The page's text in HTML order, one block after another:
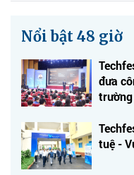
Nổi bật 48 giờ
đưa
trường
tuệ -